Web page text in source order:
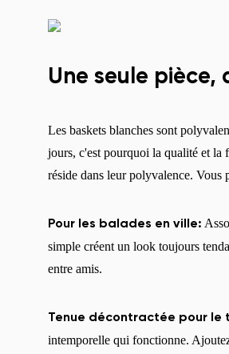
Une seule pièce,
Les baskets blanches sont
jours, c'est pourquoi la qualité et la
réside dans leur polyvalence.
Pour les balades en ville:
simple créent un look toujours
entre amis.
Tenue décontractée pour le
intemporelle qui fonctionne.